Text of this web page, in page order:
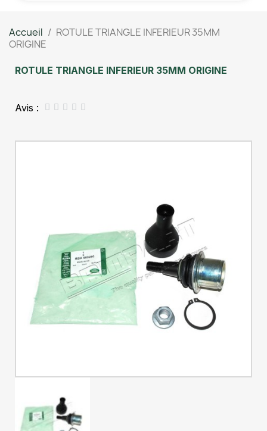
Accueil
ROTULE TRIANGLE INFERIEUR 35MM
ORIGINE
ROTULE TRIANGLE INFERIEUR 35MM ORIGINE
Avis :     